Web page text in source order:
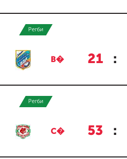
Регби
В� 21 :
Регби
С� 53 :